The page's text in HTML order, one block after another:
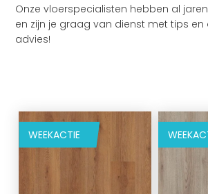
Onze vloerspecialisten hebben al
en zijn je graag van dienst met tips en
advies!
WEEKACTIE